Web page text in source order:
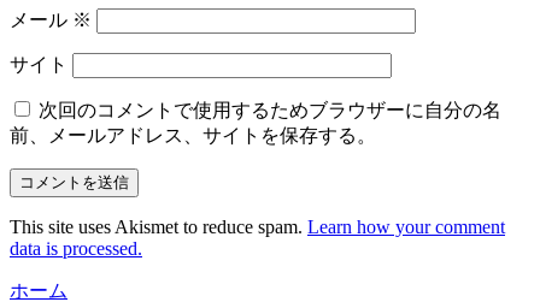
メール ※
サイト
次回のコメントで使用するためブラウザーに自分の名
前、メールアドレス、サイトを保存する。
This site uses Akismet to reduce spam. Learn how your comment
data is processed.
ホーム